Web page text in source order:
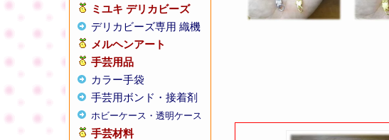
ミユキ デリカビーズ
デリカビーズ専用 織機
メルヘンアート
手芸用品
カラー手袋
手芸用ボンド・接着剤
ホビーケース・透明ケース
手芸材料